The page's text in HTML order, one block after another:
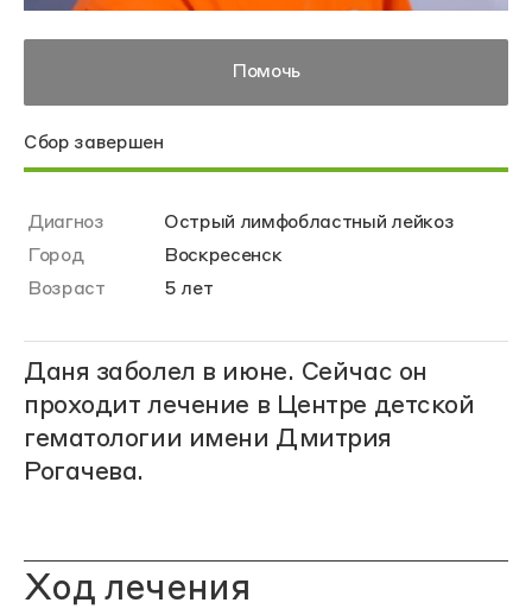
Помочь
Сбор завершен
Диагноз
Острый лимфобластный лейкоз
Город
Воскресенск
Возраст
5 лет
Даня заболел в июне. Сейчас он
проходит лечение в Центре детской
гематологии имени Дмитрия
Рогачева.
Ход лечения